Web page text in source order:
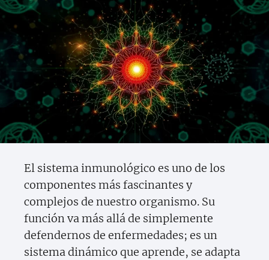
El sistema inmunológico es uno de los
componentes más fascinantes y
complejos de nuestro organismo. Su
función va más allá de simplemente
defendernos de enfermedades; es un
sistema dinámico que aprende, se adapta